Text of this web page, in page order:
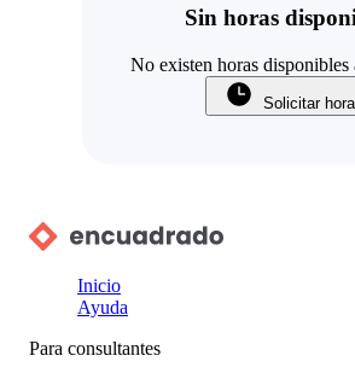
Sin horas
No existen horas disponibles
Solicitar hora
Inicio
Ayuda
Para consultantes